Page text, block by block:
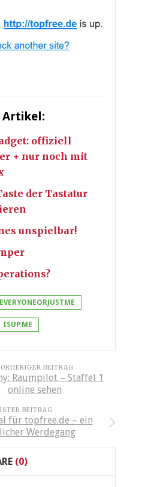
Artikel:
offiziell
+ nur noch mit
der Tastatur
unspielbar!
ISUP.ME
BEITRAG
Raumpilot – Staffel 1
online sehen
BEITRAG
für topfree.de – ein
Werdegang
(0)